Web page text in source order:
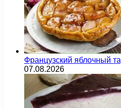
Французский яблочный
07.08.2026